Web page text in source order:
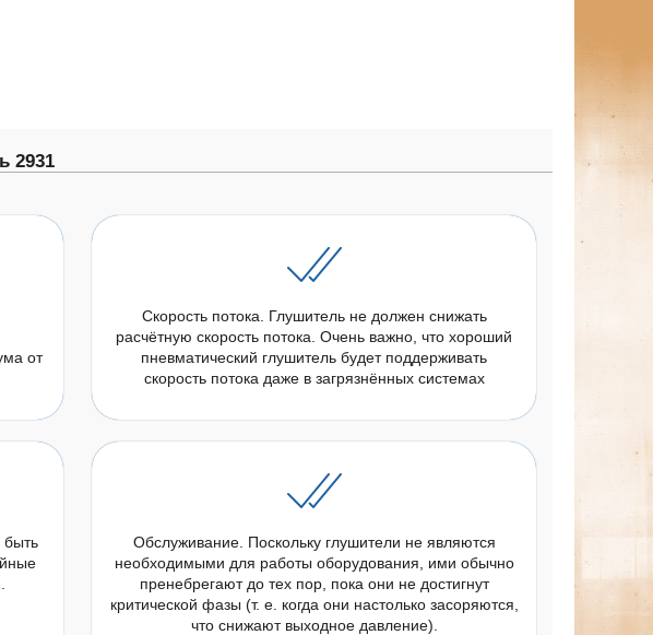
2931
от
Скорость потока. Глушитель не должен снижать
расчётную скорость потока. Очень важно, что хороший
пневматический глушитель будет поддерживать
скорость потока даже в загрязнённых системах
быть
Обслуживание. Поскольку глушители не являются
необходимыми для работы оборудования, ими обычно
пренебрегают до тех пор, пока они не достигнут
критической фазы (т. е. когда они настолько засоряются,
что снижают выходное давление).